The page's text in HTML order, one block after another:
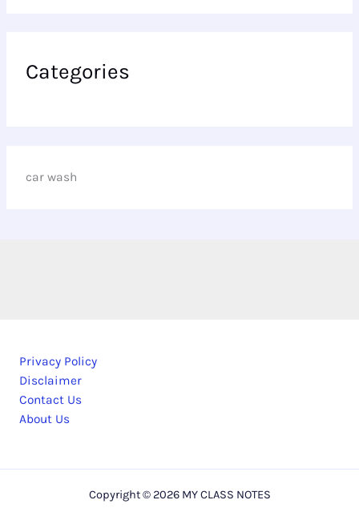
Categories
car wash
Privacy Policy
Disclaimer
Contact Us
About Us
Copyright © 2026 MY CLASS NOTES